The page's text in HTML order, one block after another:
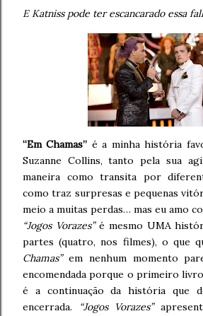
E Katniss pode ter escancarado essa
“Em Chamas” é a minha história
Suzanne Collins, tanto pela sua
maneira como transita por
como traz surpresas e pequenas
meio a muitas perdas… mas eu amo
“Jogos Vorazes”é mesmo UMA
partes (quatro, nos filmes), o que
Chamas”em nenhum momento
encomendada porque o primeiro
é a continuação da história que
encerrada.
“Jogos Vorazes”